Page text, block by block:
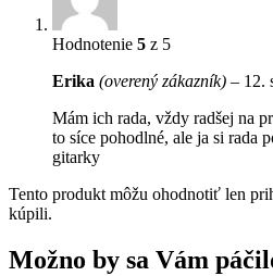
Hodnotenie 5 z 5
Erika (overený zákazník) – 12.
Mám ich rada, vždy radšej na
to síce pohodlné, ale ja si rada
gitarky
Tento produkt môžu ohodnotiť len
kúpili.
Možno by sa Vám